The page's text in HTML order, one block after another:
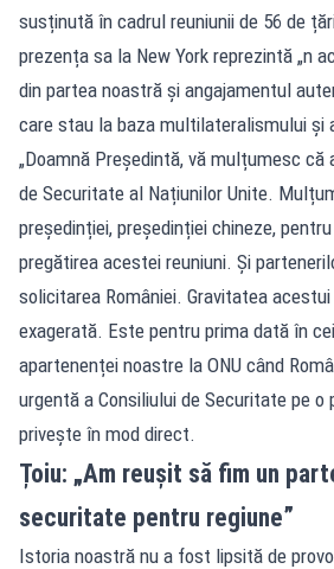
susținută în cadrul reuniunii de 56 de
prezența sa la New York reprezintă „n
din partea noastră și angajamentul
care stau la baza multilateralismului și
„Doamnă Președintă, vă mulțumesc că
de Securitate al Națiunilor Unite.
președinției, președinției chineze,
pregătirea acestei reuniuni. Și
solicitarea României. Gravitatea
exagerată. Este pentru prima dată în
apartenenței noastre la ONU când
urgentă a Consiliului de Securitate pe o
privește în mod direct.
Țoiu: „Am reușit să fim un
securitate pentru regiune”
Istoria noastră nu a fost lipsită de